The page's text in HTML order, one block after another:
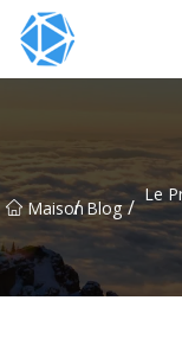
Maison
/ Blog / Le